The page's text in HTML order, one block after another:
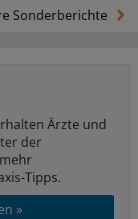
Sonderberichte
Ärzte und
der
Tipps.
»